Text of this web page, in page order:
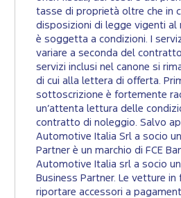
tasse di proprietà oltre che in
disposizioni di legge vigenti al
è soggetta a condizioni. I
variare a seconda del
servizi inclusi nel canone si
di cui alla lettera di offerta.
sottoscrizione è fortemente
un’attenta lettura delle
contratto di noleggio. Salvo
Automotive Italia Srl a socio
Partner è un marchio di FCE
Automotive Italia srl a socio
Business Partner. Le vetture
riportare accessori a